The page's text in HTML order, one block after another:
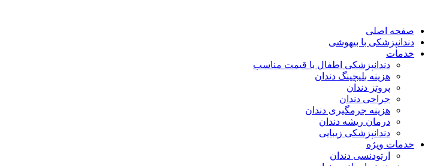
صفحه اصلی
دندانپزشکی با بیهوشی
خدمات
دندانپزشکی اطفال با قیمت مناسب
هزینه بلیچینگ دندان
پروتز دندان
جراحی دندان
هزینه جرمگیری دندان
درمان ریشه دندان
دندانپزشکی زیبایی
خدمات ویژه
ارتودنسی دندان